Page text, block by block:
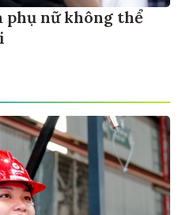
phụ nữ không thể